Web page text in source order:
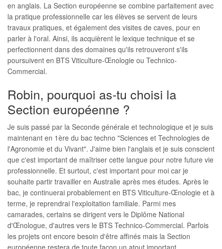
en anglais. La Section européenne se combine parfaitement avec
la pratique professionnelle car les élèves se servent de leurs
travaux pratiques, et également des visites de caves, pour en
parler à l'oral. Ainsi, ils acquièrent le lexique technique et se
perfectionnent dans des domaines qu'ils retrouveront s'ils
poursuivent en BTS Viticulture-Œnologie ou Technico-
Commercial.
Robin, pourquoi as-tu choisi la
Section européenne ?
Je suis passé par la Seconde générale et technologique et je suis
maintenant en 1ère du bac techno "Sciences et Technologies de
l'Agronomie et du Vivant". J'aime bien l'anglais et je suis conscient
que c'est important de maîtriser cette langue pour notre future vie
professionnelle. Et surtout, c'est important pour moi car je
souhaite partir travailler en Australie après mes études. Après le
bac, je continuerai probablement en BTS Viticulture-Œnologie et à
terme, je reprendrai l'exploitation familiale. Parmi mes
camarades, certains se dirigent vers le Diplôme National
d'Œnologue, d'autres vers le BTS Technico-Commercial. Parfois
les projets ont encore besoin d'être affinés mais la Section
européenne restera de toute façon un atout important.